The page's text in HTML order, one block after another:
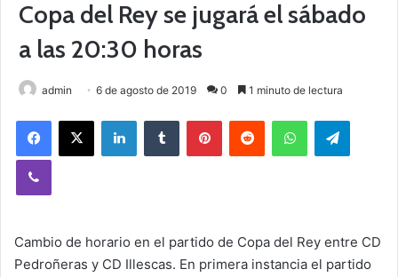
Copa del Rey se jugará el sábado
a las 20:30 horas
admin 6 de agosto de 2019 0 1 minuto de lectura
Cambio de horario en el partido de Copa del Rey entre CD
Pedroñeras y CD Illescas. En primera instancia el partido